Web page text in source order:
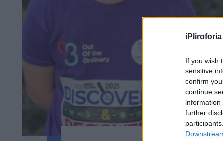
iPliroforia
If you wish
sensitive
confirm
continue
information
further